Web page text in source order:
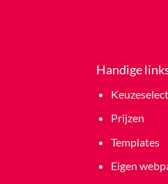
Handige
Prijzen
Templates
Eigen